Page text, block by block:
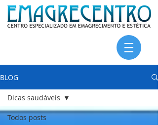
BLOG
Todos posts
Dicas saudáveis